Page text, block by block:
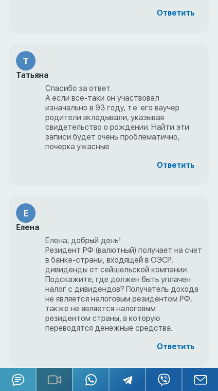
Ответить
Т
Татьяна
Спасибо за ответ.
А если все-таки он участвовал
изначально в 93 году, т.е. его ваучер
родители вкладывали, указывая
свидетельство о рождении. Найти эти
записи будет очень проблематично,
почерка ужасные.
Ответить
Е
Елена
Елена, добрый день!
Резидент РФ (валютный) получает на счет
в банке-страны, входящей в ОЭСР,
дивиденды от сейшельской компании.
Подскажите, где должен быть уплачен
налог с дивидендов? Получатель дохода
не является налоговым резидентом РФ,
также не является налоговым
резидентом страны, в которую
переводятся денежные средства.
Ответить